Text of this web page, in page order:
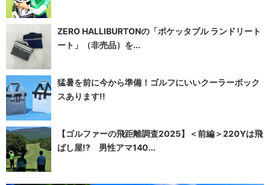
ZERO HALLIBURTONの「ポケッタブル ランドリート
ート」（非売品）を...
猛暑を前に今から準備！ゴルフにいいクーラーボック
スあります!!
【ゴルファーの飛距離調査2025】＜前編＞220Yは飛
ばし屋!? 男性アマ140...